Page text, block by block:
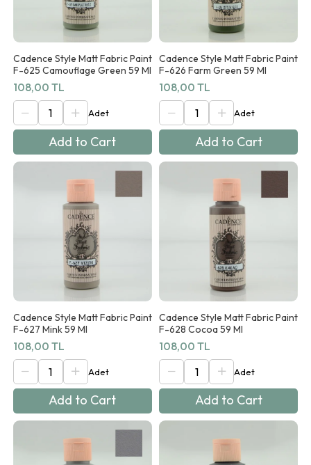
Cadence Style Matt Fabric Paint
F-625 Camouflage Green 59 Ml
108,00 TL
Add to Cart
Cadence Style Matt Fabric Paint
F-626 Farm Green 59 Ml
108,00 TL
Add to Cart
Cadence Style Matt Fabric Paint
F-627 Mink 59 Ml
108,00 TL
Add to Cart
Cadence Style Matt Fabric Paint
F-628 Cocoa 59 Ml
108,00 TL
Add to Cart